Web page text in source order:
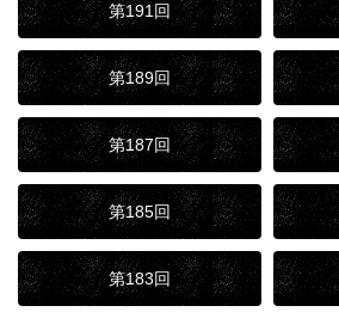
第191回
第189回
第187回
第185回
第183回